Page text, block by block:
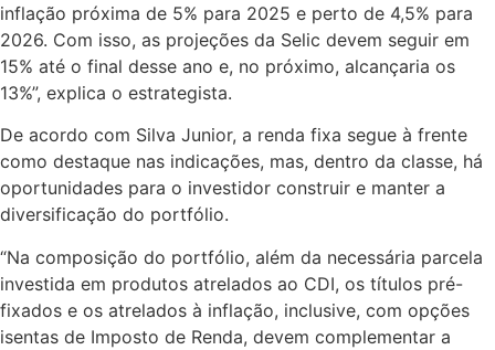
inflação próxima de 5% para 2025 e perto de 4,5% para
2026. Com isso, as projeções da Selic devem seguir em
15% até o final desse ano e, no próximo, alcançaria os
13%”, explica o estrategista.
De acordo com Silva Junior, a renda fixa segue à frente
como destaque nas indicações, mas, dentro da classe, há
oportunidades para o investidor construir e manter a
diversificação do portfólio.
“Na composição do portfólio, além da necessária parcela
investida em produtos atrelados ao CDI, os títulos pré-
fixados e os atrelados à inflação, inclusive, com opções
isentas de Imposto de Renda, devem complementar a